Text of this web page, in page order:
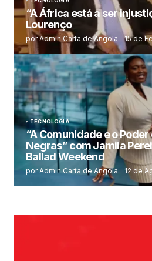
“A África está a ser
Lourenço
por Admin Carta de Angola. 15 de
TECNOLOGIA
“A Comunidade e o
Negras” com Jamila
Ballad Weekend
por Admin Carta de Angola. 12 de